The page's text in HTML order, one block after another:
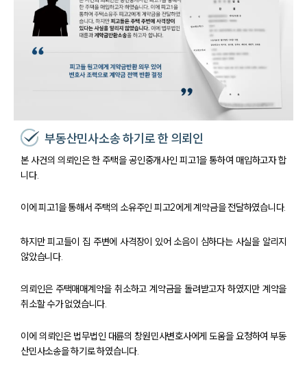
부동산민사소송 하기로 한 의뢰인
본 사건의 의뢰인은 한 주택을 공인중개사인 피고1을 통하여 매입하고자 합
니다.
이에 피고1을 통해서 주택의 소유주인 피고2에게 계약금을 전달하였습니다.
하지만 피고들이 집 주변에 사격장이 있어 소음이 심하다는 사실을 알리지
않았습니다.
의뢰인은 주택매매계약을 취소하고 계약금을 돌려받고자 하였지만 계약을
취소할 수가 없었습니다.
이에 의뢰인은 법무법인 대륜의 창원민사변호사에게 도움을 요청하여 부동
산민사소송을 하기로 하였습니다.